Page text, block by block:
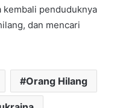
kembali penduduknya
dan mencari
Orang Hilang